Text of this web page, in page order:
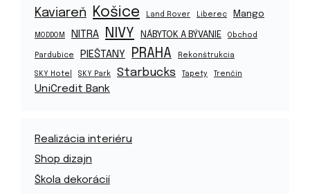
Kaviareň Košice Land Rover Liberec Mango
MODDOM NITRA NIVY NÁBYTOK A BÝVANIE Obchod
Pardubice PIEŠTANY PRAHA Rekonštrukcia
SKY Hotel SKY Park Starbucks Tapety Trenčín
UniCredit Bank
Realizácia interiéru
Shop dizajn
Škola dekorácií